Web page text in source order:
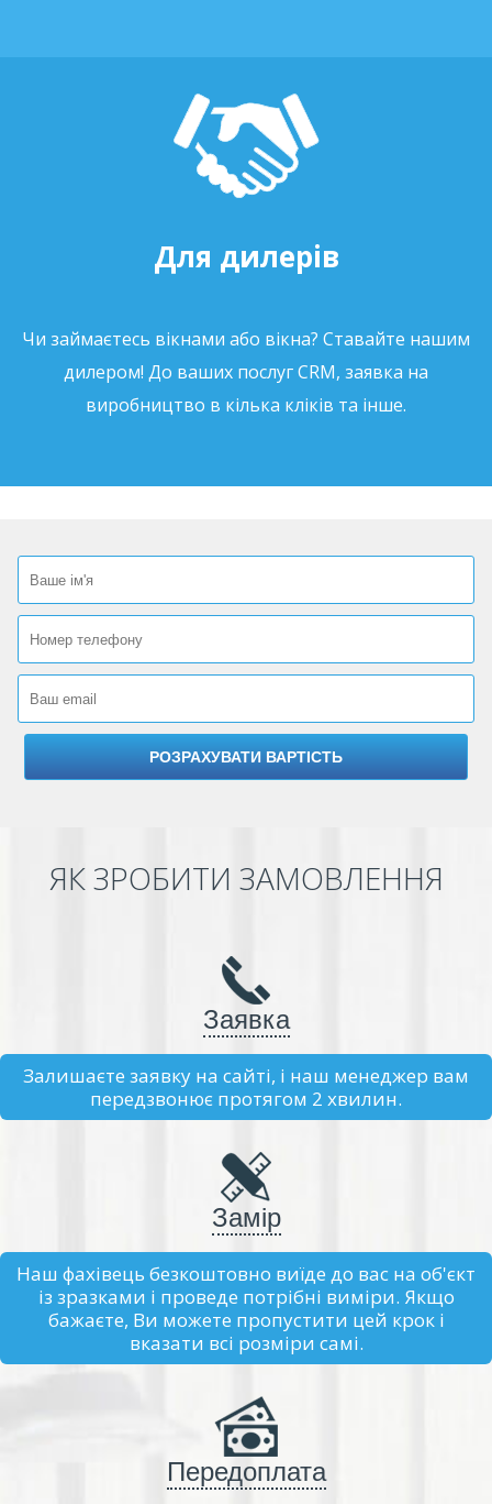
Для дилерів
Чи займаєтесь вікнами або вікна? Ставайте нашим
дилером! До ваших послуг CRM, заявка на
виробництво в кілька кліків та інше.
ЯК ЗРОБИТИ ЗАМОВЛЕННЯ
Заявка
Залишаєте заявку на сайті, і наш менеджер вам
передзвонює протягом 2 хвилин.
Замір
Наш фахівець безкоштовно виїде до вас на об'єкт
із зразками і проведе потрібні виміри. Якщо
бажаєте, Ви можете пропустити цей крок і
вказати всі розміри самі.
Передоплата